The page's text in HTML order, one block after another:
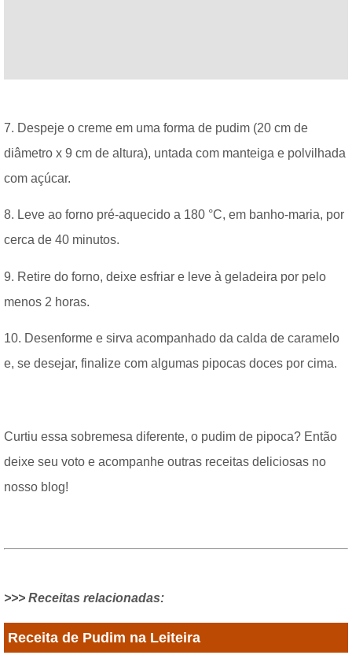
7. Despeje o creme em uma forma de pudim (20 cm de
diâmetro x 9 cm de altura), untada com manteiga e polvilhada
com açúcar.
8. Leve ao forno pré-aquecido a 180 °C, em banho-maria, por
cerca de 40 minutos.
9. Retire do forno, deixe esfriar e leve à geladeira por pelo
menos 2 horas.
10. Desenforme e sirva acompanhado da calda de caramelo
e, se desejar, finalize com algumas pipocas doces por cima.
Curtiu essa sobremesa diferente, o pudim de pipoca? Então
deixe seu voto e acompanhe outras receitas deliciosas no
nosso blog!
>>> Receitas relacionadas:
Receita de Pudim na Leiteira